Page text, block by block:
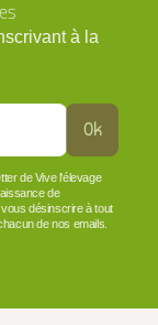
à la
Ok
de Vive l'élevage
de
désinscrire à tout
de nos emails.